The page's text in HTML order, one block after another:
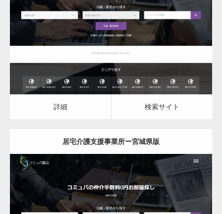
居宅介護支援事業所 居宅介護支援事業所
詳細 検索サイト
詳細 検索サイト
居宅介護支援事業所ー宮城県版
更新日： 2023.07.18